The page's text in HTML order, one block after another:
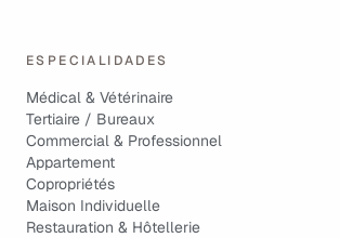
ESPECIALIDADES
Médical & Vétérinaire
Tertiaire / Bureaux
Commercial & Professionnel
Appartement
Copropriétés
Maison Individuelle
Restauration & Hôtellerie